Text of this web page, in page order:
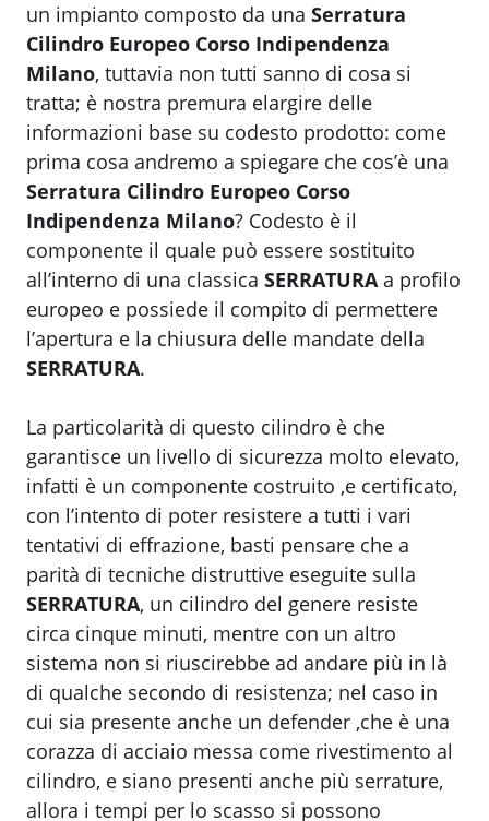
un impianto composto da una Serratura
Cilindro Europeo Corso Indipendenza
Milano, tuttavia non tutti sanno di cosa si
tratta; è nostra premura elargire delle
informazioni base su codesto prodotto: come
prima cosa andremo a spiegare che cos’è una
Serratura Cilindro Europeo Corso
Indipendenza Milano? Codesto è il
componente il quale può essere sostituito
all’interno di una classica SERRATURAa profilo
europeo e possiede il compito di permettere
l’apertura e la chiusura delle mandate della
SERRATURA.
La particolarità di questo cilindro è che
garantisce un livello di sicurezza molto elevato,
infatti è un componente costruito ,e certificato,
con l’intento di poter resistere a tutti i vari
tentativi di effrazione, basti pensare che a
parità di tecniche distruttive eseguite sulla
SERRATURA, un cilindro del genere resiste
circa cinque minuti, mentre con un altro
sistema non si riuscirebbe ad andare più in là
di qualche secondo di resistenza; nel caso in
cui sia presente anche un defender ,che è una
corazza di acciaio messa come rivestimento al
cilindro, e siano presenti anche più serrature,
allora i tempi per lo scasso si possono